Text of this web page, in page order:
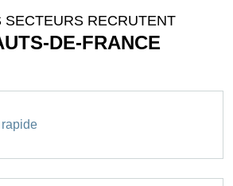
SECTEURS RECRUTENT
DE-FRANCE